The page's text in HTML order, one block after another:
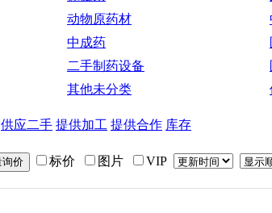
动物原药材
中成药
二手制药设备
其他未分类
供应二手 提供加工 提供合作 库存
标价 图片 VIP